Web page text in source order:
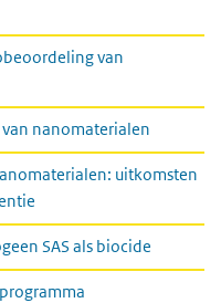
van
nanomaterialen
uitkomsten
SAS als biocide